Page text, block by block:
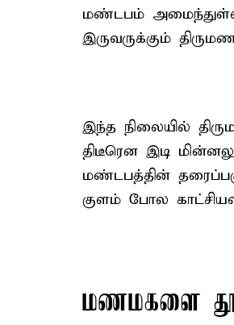
மண்டபம்
இருவருக்கும்
இந்த நிலையில்
திடீரென இடி
மண்டபத்தின்
குளம் போல
மணமகளை